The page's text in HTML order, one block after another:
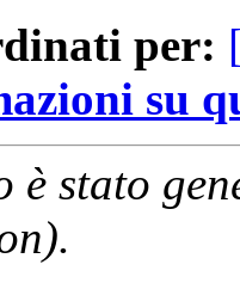
per:
su
è stato